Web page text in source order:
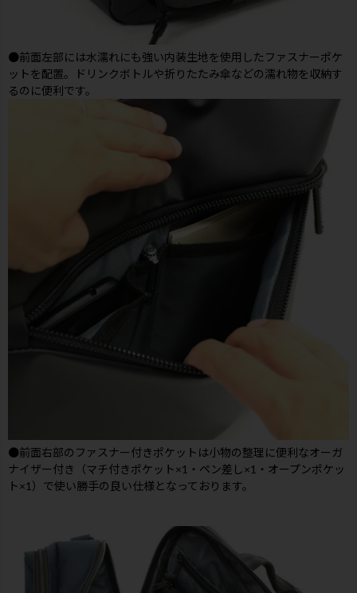
●前面左部には水濡れにも強い内装生地を使用したファスナーポケ
ットを配置。ドリンクボトルや折りたたみ傘などの濡れ物を収納す
るのに便利です。
●前面右部のファスナー付きポケットは小物の整理に便利なオーガ
ナイザー付き（マチ付きポケット×1・ペン差し×1・オープンポケッ
ト×1）で使い勝手の良い仕様となっております。